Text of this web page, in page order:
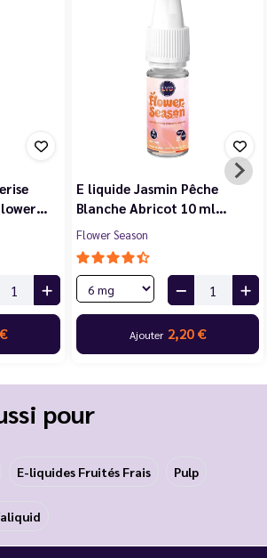
E liquide Jasmin Pêche
Blanche Abricot 10 ml…
Flower Season
Ajouter 2,20 €
pour
E-liquides Fruités Frais Pulp